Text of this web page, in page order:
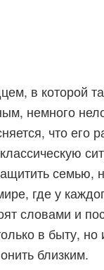
в которой
немного
что его
где у
словами и
в быту,
близким.